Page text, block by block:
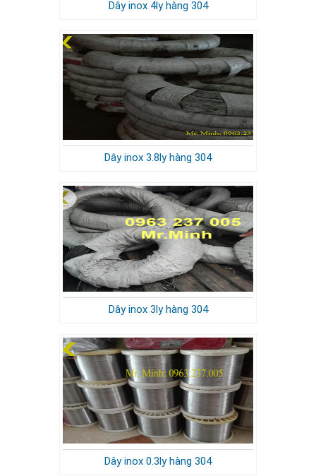
Dây inox 4ly hàng 304
Dây inox 3.8ly hàng 304
Dây inox 3ly hàng 304
Dây inox 0.3ly hàng 304